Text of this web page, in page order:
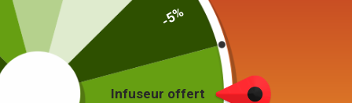
24 en stock
Ajouter au panier
Infuseur offert
-5%